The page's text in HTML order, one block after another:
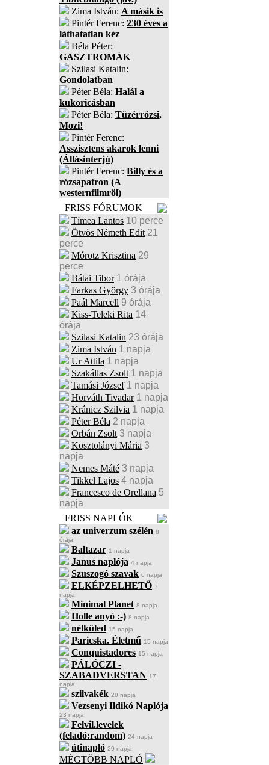
Zima István: A másik is
Pintér Ferenc: 230 éves a
láthatatlan kéz
Béla Péter:
GASZTROMÁK
Szilasi Katalin:
Gondolatban
Péter Béla: Halál a
kukoricásban
Péter Béla: Tüzérrózsi,
Mozi!
Pintér Ferenc:
Asszisztens akarok lenni
(Állásinterjú)
Pintér Ferenc: Billy és a
rózsapatron (A
westernfilmről)
FRISS FÓRUMOK
Tímea Lantos 10 perce
Ötvös Németh Edit 21
perce
Mórotz Krisztina 29
perce
Bátai Tibor 1 órája
Farkas György 3 órája
Paál Marcell 9 órája
Kiss-Teleki Rita 14
órája
Szilasi Katalin 23 órája
Zima István 1 napja
Ur Attila 1 napja
Szakállas Zsolt 1 napja
Tamási József 1 napja
Horváth Tivadar 1 napja
Kránicz Szilvia 1 napja
Péter Béla 2 napja
Orbán Zsolt 3 napja
Kosztolányi Mária 3
napja
Nemes Máté 3 napja
Tikkel Lajos 4 napja
Francesco de Orellana 5
napja
FRISS NAPLÓK
az univerzum szélén 8
órája
Baltazar 1 napja
Janus naplója 4 napja
Szuszogó szavak 6 napja
ELKÉPZELHETŐ 7
napja
Minimal Planet 8 napja
Holle anyó :-) 8 napja
nélküled 15 napja
Paricska. Életmű 15 napja
Conquistadores 15 napja
PÁLÓCZI -
SZABADVERSTAN 17
napja
szilvakék 20 napja
Vezsenyi Ildikó Naplója
23 napja
Felvil.levelek
(feladó:random) 24 napja
útinapló 29 napja
MÉGTÖBB NAPLÓ